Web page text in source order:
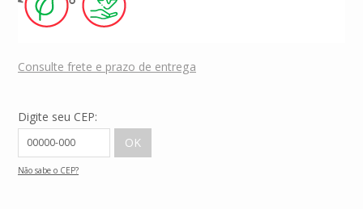
Consulte frete e prazo de entrega
Digite seu CEP:
Não sabe o CEP?